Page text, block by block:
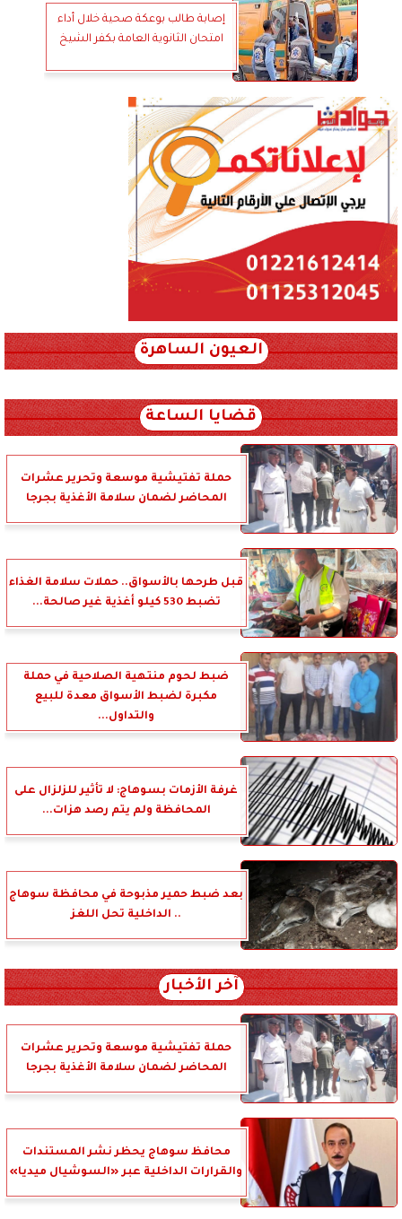
إصابة طالب بوعكة صحية خلال أداء
امتحان الثانوية العامة بكفر الشيخ
العيون الساهرة
قضايا الساعة
حملة تفتيشية موسعة وتحرير عشرات
المحاضر لضمان سلامة الأغذية بجرجا
قبل طرحها بالأسواق.. حملات سلامة الغذاء
تضبط 530 كيلو أغذية غير صالحة...
ضبط لحوم منتهية الصلاحية في حملة
مكبرة لضبط الأسواق معدة للبيع
والتداول...
غرفة الأزمات بسوهاج: لا تأثير للزلزال على
المحافظة ولم يتم رصد هزات...
بعد ضبط حمير مذبوحة في محافظة سوهاج
.. الداخلية تحل اللغز
آخر الأخبار
حملة تفتيشية موسعة وتحرير عشرات
المحاضر لضمان سلامة الأغذية بجرجا
محافظ سوهاج يحظر نشر المستندات
والقرارات الداخلية عبر «السوشيال ميديا»